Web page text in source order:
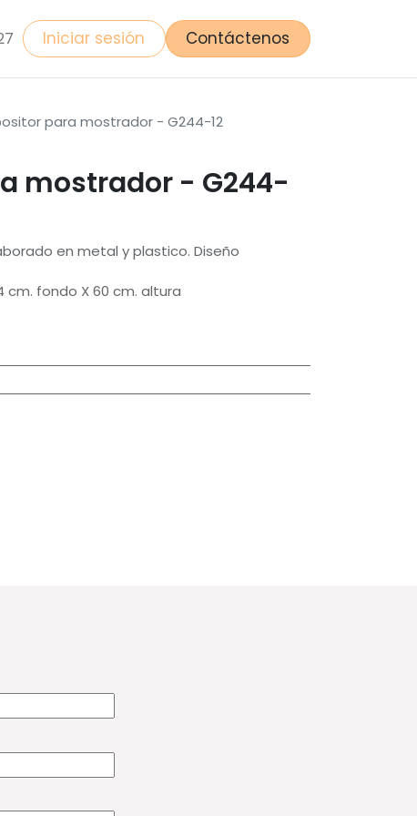
Iniciar sesión Contáctenos
para mostrador - G244-12
mostrador - G244-
en metal y plastico. Diseño
cm. fondo X 60 cm. altura